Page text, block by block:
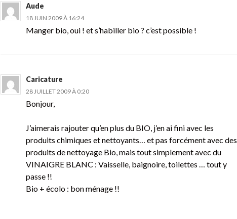
Aude
18 JUIN 2009 À 16:24
Manger bio, oui ! et s’habiller bio ? c’est possible !
Caricature
28 JUILLET 2009 À 0:20
Bonjour,
J’aimerais rajouter qu’en plus du BIO, j’en ai fini avec les
produits chimiques et nettoyants… et pas forcément avec des
produits de nettoyage Bio, mais tout simplement avec du
VINAIGRE BLANC : Vaisselle, baignoire, toilettes … tout y
passe !!
Bio + écolo : bon ménage !!